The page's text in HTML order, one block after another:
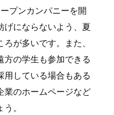
プンカンパニーを開
げにならないよう、夏
が多いです。また、
方の学生も参加できる
用している場合もある
業のホームページなど
。